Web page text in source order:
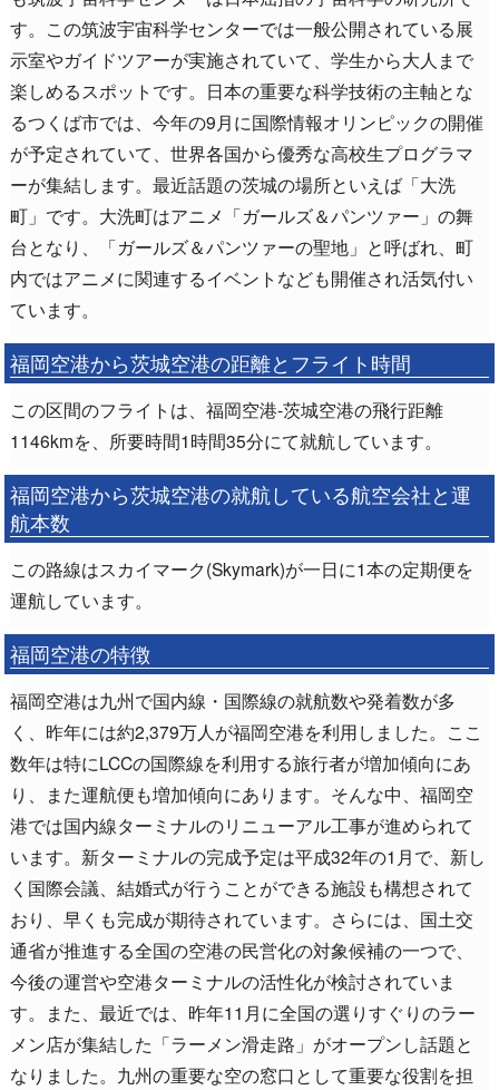
す。この筑波宇宙科学センターでは一般公開されている展
示室やガイドツアーが実施されていて、学生から大人まで
楽しめるスポットです。日本の重要な科学技術の主軸とな
るつくば市では、今年の9月に国際情報オリンピックの開催
が予定されていて、世界各国から優秀な高校生プログラマ
ーが集結します。最近話題の茨城の場所といえば「大洗
町」です。大洗町はアニメ「ガールズ＆パンツァー」の舞
台となり、「ガールズ＆パンツァーの聖地」と呼ばれ、町
内ではアニメに関連するイベントなども開催され活気付い
ています。
福岡空港から茨城空港の距離とフライト時間
この区間のフライトは、福岡空港-茨城空港の飛行距離
1146kmを、所要時間1時間35分にて就航しています。
福岡空港から茨城空港の就航している航空会社と運
航本数
この路線はスカイマーク(Skymark)が一日に1本の定期便を
運航しています。
福岡空港の特徴
福岡空港は九州で国内線・国際線の就航数や発着数が多
く、昨年には約2,379万人が福岡空港を利用しました。ここ
数年は特にLCCの国際線を利用する旅行者が増加傾向にあ
り、また運航便も増加傾向にあります。そんな中、福岡空
港では国内線ターミナルのリニューアル工事が進められて
います。新ターミナルの完成予定は平成32年の1月で、新し
く国際会議、結婚式が行うことができる施設も構想されて
おり、早くも完成が期待されています。さらには、国土交
通省が推進する全国の空港の民営化の対象候補の一つで、
今後の運営や空港ターミナルの活性化が検討されていま
す。また、最近では、昨年11月に全国の選りすぐりのラー
メン店が集結した「ラーメン滑走路」がオープンし話題と
なりました。九州の重要な空の窓口として重要な役割を担